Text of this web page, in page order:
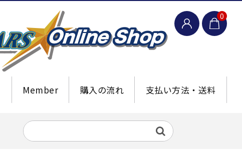
0
Member 購入の流れ 支払い方法・送料